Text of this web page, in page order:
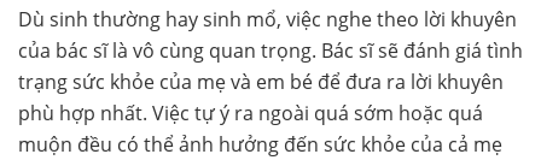
Dù sinh thường hay sinh mổ, việc nghe theo lời khuyên
của bác sĩ là vô cùng quan trọng. Bác sĩ sẽ đánh giá tình
trạng sức khỏe của mẹ và em bé để đưa ra lời khuyên
phù hợp nhất. Việc tự ý ra ngoài quá sớm hoặc quá
muộn đều có thể ảnh hưởng đến sức khỏe của cả mẹ